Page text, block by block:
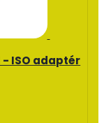
- ISO adaptér